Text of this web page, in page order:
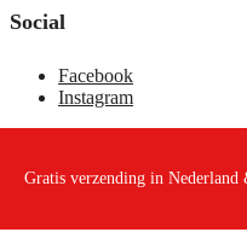
Social
Facebook
Instagram
Gratis verzending in Nederland